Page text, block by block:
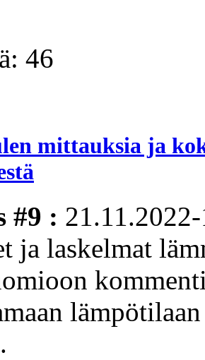
46
mittauksia ja
#9 :
ja laskelmat